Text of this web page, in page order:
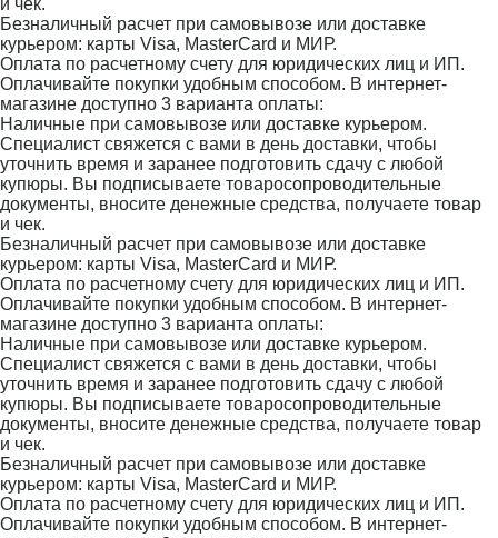
Безналичный расчет при самовывозе или доставке
курьером: карты Visa, MasterCard и МИР.
Оплата по расчетному счету для юридических лиц и ИП.
Оплачивайте покупки удобным способом. В интернет-
магазине доступно 3 варианта оплаты:
Наличные при самовывозе или доставке курьером.
Специалист свяжется с вами в день доставки, чтобы
уточнить время и заранее подготовить сдачу с любой
купюры. Вы подписываете товаросопроводительные
документы, вносите денежные средства, получаете товар
и чек.
Безналичный расчет при самовывозе или доставке
курьером: карты Visa, MasterCard и МИР.
Оплата по расчетному счету для юридических лиц и ИП.
Оплачивайте покупки удобным способом. В интернет-
магазине доступно 3 варианта оплаты:
Наличные при самовывозе или доставке курьером.
Специалист свяжется с вами в день доставки, чтобы
уточнить время и заранее подготовить сдачу с любой
купюры. Вы подписываете товаросопроводительные
документы, вносите денежные средства, получаете товар
и чек.
Безналичный расчет при самовывозе или доставке
курьером: карты Visa, MasterCard и МИР.
Оплата по расчетному счету для юридических лиц и ИП.
Оплачивайте покупки удобным способом. В интернет-